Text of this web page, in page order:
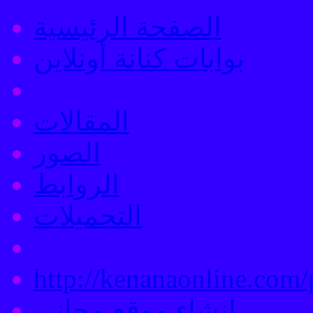
الصفحة الرئيسية
بوابات كنانة أونلاين
المقالات
الصور
الروابط
التحميلات
http://